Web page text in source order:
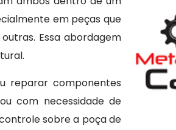
em peças que
Essa abordagem
reparar componentes
com necessidade de
sobre a poça de